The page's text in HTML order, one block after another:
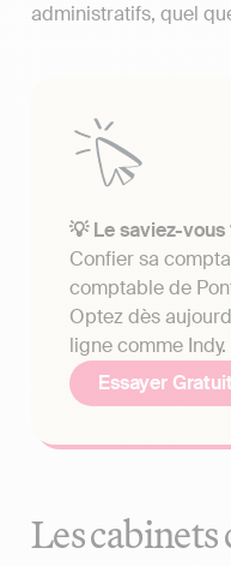
administratifs, quel
💡 Le saviez-vous
Confier sa
comptable de
Optez dès
ligne comme Indy.
Essayer
Les